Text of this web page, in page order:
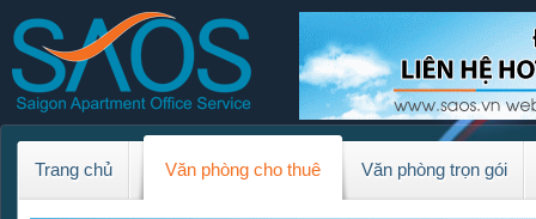
Trang chủ Văn phòng cho thuê Văn phòng trọn gói